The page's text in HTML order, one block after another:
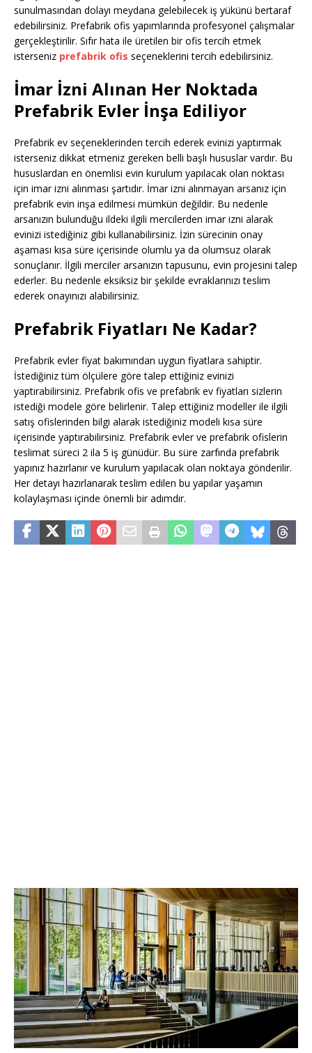
sunulmasından dolayı meydana gelebilecek iş yükünü bertaraf
edebilirsiniz. Prefabrik ofis yapımlarında profesyonel çalışmalar
gerçekleştirilir. Sıfır hata ile üretilen bir ofis tercih etmek
isterseniz prefabrik ofis seçeneklerini tercih edebilirsiniz.
İmar İzni Alınan Her Noktada
Prefabrik Evler İnşa Ediliyor
Prefabrik ev seçeneklerinden tercih ederek evinizi yaptırmak
isterseniz dikkat etmeniz gereken belli başlı hususlar vardır. Bu
hususlardan en önemlisi evin kurulum yapılacak olan noktası
için imar izni alınması şartıdır. İmar izni alınmayan arsanız için
prefabrik evin inşa edilmesi mümkün değildir. Bu nedenle
arsanızın bulunduğu ildeki ilgili mercilerden imar izni alarak
evinizi istediğiniz gibi kullanabilirsiniz. İzin sürecinin onay
aşaması kısa süre içerisinde olumlu ya da olumsuz olarak
sonuçlanır. İlgili merciler arsanızın tapusunu, evin projesini talep
ederler. Bu nedenle eksiksiz bir şekilde evraklarınızı teslim
ederek onayınızı alabilirsiniz.
Prefabrik Fiyatları Ne Kadar?
Prefabrik evler fiyat bakımından uygun fiyatlara sahiptir.
İstediğiniz tüm ölçülere göre talep ettiğiniz evinizi
yaptırabilirsiniz. Prefabrik ofis ve prefabrik ev fiyatları sizlerin
istediği modele göre belirlenir. Talep ettiğiniz modeller ile ilgili
satış ofislerinden bilgi alarak istediğiniz modeli kısa süre
içerisinde yaptırabilirsiniz. Prefabrik evler ve prefabrik ofislerin
teslimat süreci 2 ila 5 iş günüdür. Bu süre zarfında prefabrik
yapınız hazırlanır ve kurulum yapılacak olan noktaya gönderilir.
Her detayı hazırlanarak teslim edilen bu yapılar yaşamın
kolaylaşması içinde önemli bir adımdır.